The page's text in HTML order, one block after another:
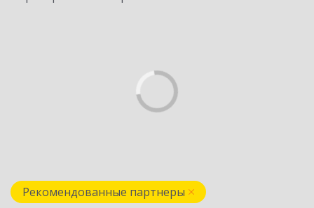
Рекомендованные партнеры